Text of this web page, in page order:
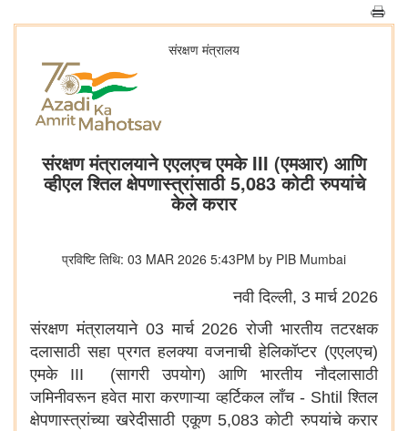
संरक्षण मंत्रालय
संरक्षण मंत्रालयाने एएलएच एमके III (एमआर) आणि
व्हीएल श्तिल क्षेपणास्त्रांसाठी 5,083 कोटी रुपयांचे
केले करार
प्रविष्टि तिथि: 03 MAR 2026 5:43PM by PIB Mumbai
नवी दिल्ली, 3 मार्च 2026
संरक्षण मंत्रालयाने 03 मार्च 2026 रोजी भारतीय तटरक्षक
दलासाठी सहा प्रगत हलक्या वजनाची हेलिकॉप्टर (एएलएच)
एमके III (सागरी उपयोग) आणि भारतीय नौदलासाठी
जमिनीवरून हवेत मारा करणाऱ्या व्हर्टिकल लाँच - Shtil श्तिल
क्षेपणास्त्रांच्या खरेदीसाठी एकूण 5,083 कोटी रुपयांचे करार